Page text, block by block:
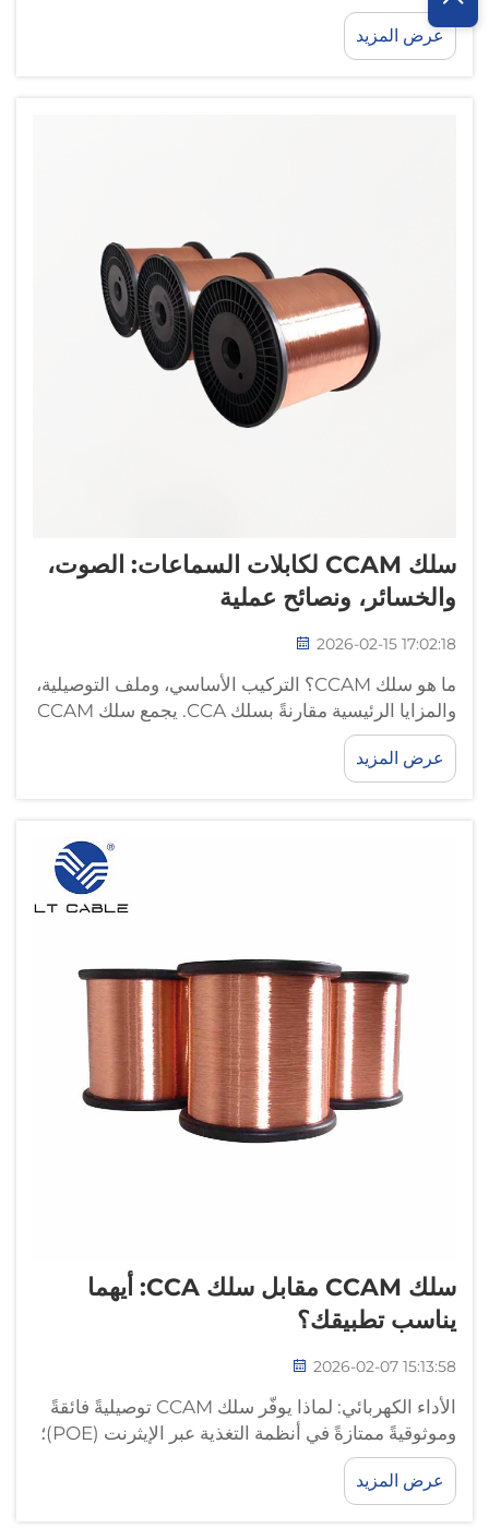
وIEC 60228)، وحالات الاستخدام الرئيسية. يشير سلك
CCAM إلى سلك نحاسي خضع لعمليات السحب البارد،
والدرفلة الباردة، والتلدين، والمتوسط...
عرض المزيد
سلك CCAM لكابلات السماعات: الصوت،
والخسائر، ونصائح عملية
2026-02-15 17:02:18
ما هو سلك CCAM؟ التركيب الأساسي، وملف التوصيلية،
والمزايا الرئيسية مقارنةً بسلك CCA. يجمع سلك CCAM
بين النحاس وسبيكة الألومنيوم-المغنيسيوم بطريقة
فريدة. ويتكوّن جوهره من قلبٍ مصنوعٍ من سبيكة
ألومنيوم-مغنيسيوم ملفوفٍ بالنحاس. وتهدف هذه
عرض المزيد
سلك CCAM مقابل سلك CCA: أيهما
يناسب تطبيقك؟
2026-02-07 15:13:58
الأداء الكهربائي: لماذا يوفّر سلك CCAM توصيليةً فائقةً
وموثوقيةً ممتازةً في أنظمة التغذية عبر الإيثرنت (POE)؛
سماكة الطلاء النحاسي والمقاومة الكهربائية المستمرة
البيانات والطاقة في التطبيقات الواقعية؛ يتميّز سلك
عرض المزيد